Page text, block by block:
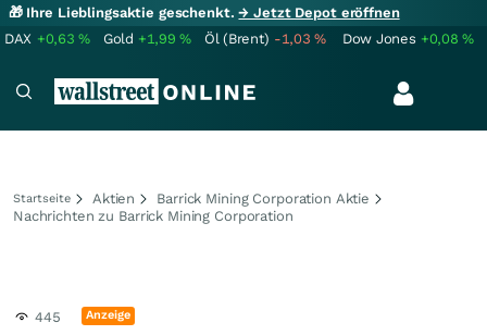
🎁 Ihre Lieblingsaktie geschenkt.→ Jetzt Depot eröffnen
DAX +0,63% Gold +1,99% Öl (Brent) -1,03% Dow Jones +0,08%
Startseite Aktien
Barrick Mining Corporation Aktie
Nachrichten zu Barrick Mining Corporation
445 Anzeige